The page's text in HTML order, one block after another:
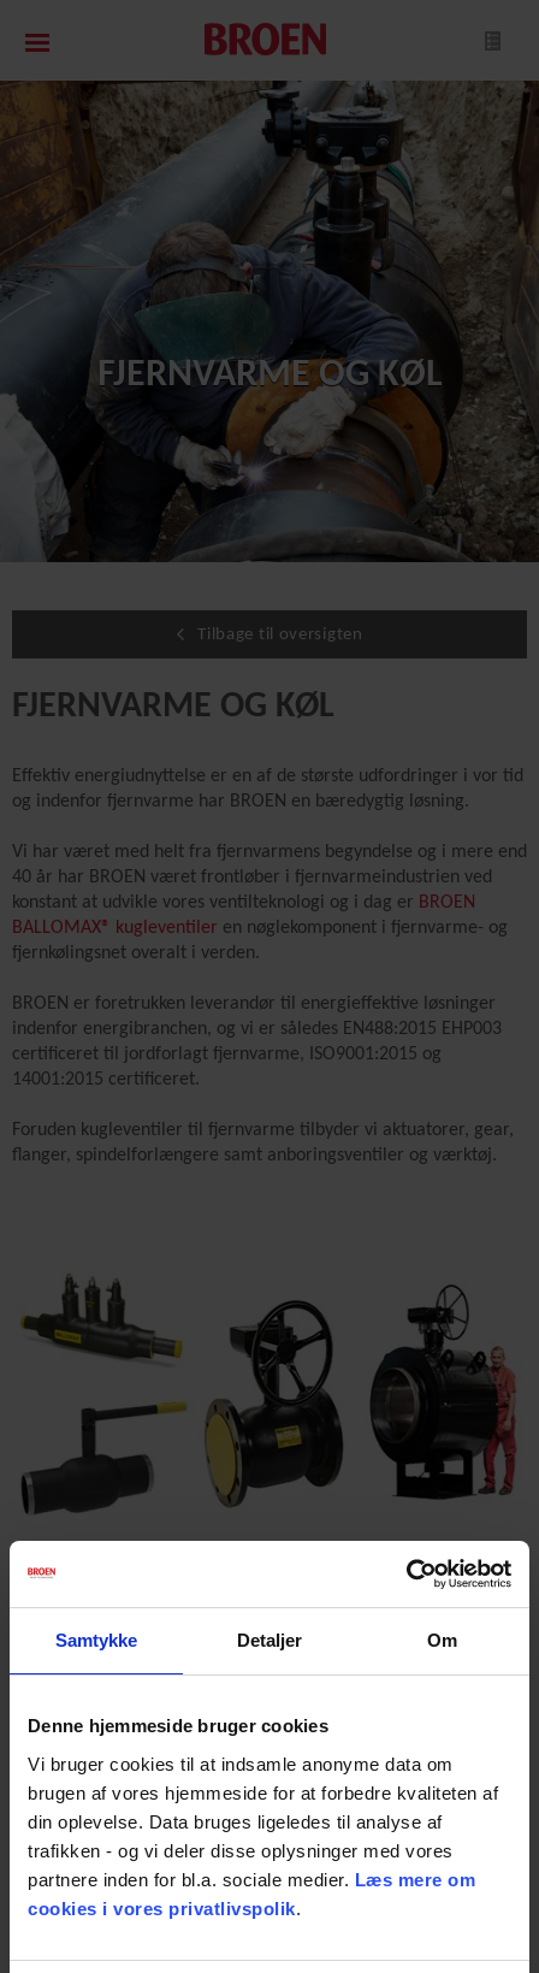
Samtykke Detaljer Om
Denne hjemmeside bruger cookies
Vi bruger cookies til at indsamle anonyme data om
brugen af vores hjemmeside for at forbedre kvaliteten af
din oplevelse. Data bruges ligeledes til analyse af
trafikken - og vi deler disse oplysninger med vores
partnere inden for bl.a. sociale medier. Læs mere om
cookies i vores privatlivspolik.
FJERNVARME OG KØL
Tilbage til oversigten
FJERNVARME OG KØL
Effektiv energiudnyttelse er en af de største udfordringer i vor tid
og indenfor fjernvarme har BROEN en bæredygtig løsning.
Vi har været med helt fra fjernvarmens begyndelse og i mere end
40 år har BROEN været frontløber i fjernvarmeindustrien ved
konstant at udvikle vores ventilteknologi og i dag er BROEN
BALLOMAX® kugleventiler en nøglekomponent i fjernvarme- og
fjernkølingsnet overalt i verden.
BROEN er foretrukken leverandør til energieffektive løsninger
indenfor energibranchen, og vi er således EN488:2015 EHP003
certificeret til jordforlagt fjernvarme, ISO9001:2015 og
14001:2015 certificeret.
Foruden kugleventiler til fjernvarme tilbyder vi aktuatorer, gear,
flanger, spindelforlængere samt anboringsventiler og værktøj.
Læs mere om BROEN BALLOMAX® og se
Kontakt os for yderligere oplysninger